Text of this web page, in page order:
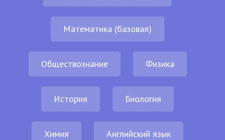
Математика (базовая)
Обществознание Физика
История Биология
Химия Английский язык